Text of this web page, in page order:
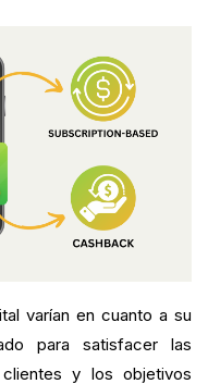
varían en cuanto a su
para satisfacer las
y los objetivos